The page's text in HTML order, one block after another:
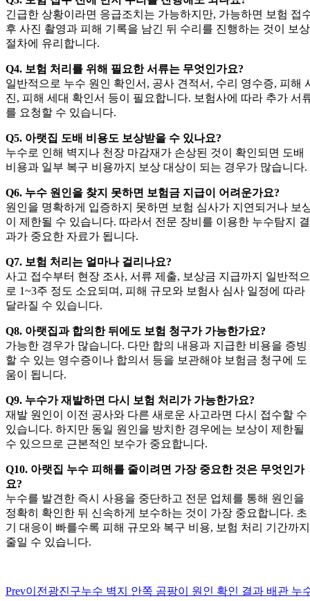
긴급한 상황이라면 응급조치는 가능하지만, 가능하면 보험 접
후 사진 촬영과 피해 기록을 남긴 뒤 수리를 진행하는 것이 보상
절차에 유리합니다.
Q4. 보험 처리를 위해 필요한 서류는 무엇인가요?
일반적으로 누수 원인 확인서, 공사 견적서, 수리 영수증, 피해
진, 피해 세대 확인서 등이 필요합니다. 보험사에 따라 추가 서
를 요청할 수 있습니다.
Q5. 아랫집 도배 비용도 보상받을 수 있나요?
누수로 인해 벽지나 천장 마감재가 손상된 것이 확인되면 도배
비용과 일부 복구 비용까지 보상 대상이 되는 경우가 많습니다.
Q6. 누수 원인을 찾지 못하면 보험금 지급이 어려운가요?
원인을 명확하게 입증하지 못하면 보험 심사가 지연되거나 보
이 제한될 수 있습니다. 따라서 전문 장비를 이용한 누수탐지 결
과가 중요한 자료가 됩니다.
Q7. 보험 처리는 얼마나 걸리나요?
사고 접수부터 현장 조사, 서류 제출, 보상금 지급까지 일반적으
로 1~3주 정도 소요되며, 피해 규모와 보험사 심사 일정에 따라
달라질 수 있습니다.
Q8. 아랫집과 합의한 뒤에도 보험 청구가 가능한가요?
가능한 경우가 많습니다. 다만 합의 내용과 지급한 비용을 증빙
할 수 있는 영수증이나 합의서 등을 보관해야 보험금 청구에 도
움이 됩니다.
Q9. 누수가 재발하면 다시 보험 처리가 가능한가요?
재발 원인이 이전 공사와 다른 새로운 사고라면 다시 접수할 수
있습니다. 하지만 동일 원인을 방치한 경우에는 보상이 제한될
수 있으므로 근본적인 보수가 중요합니다.
Q10. 아랫집 누수 피해를 줄이려면 가장 중요한 것은 무엇인가
요?
누수를 발견한 즉시 사용을 중단하고 전문 업체를 통해 원인을
정확히 확인한 뒤 신속하게 보수하는 것이 가장 중요합니다. 초
기 대응이 빠를수록 피해 규모와 복구 비용, 보험 처리 기간까지
줄일 수 있습니다.
Prev이전 광진구누수 벽지 안쪽 곰팡이 원인 확인 결과 배관 누